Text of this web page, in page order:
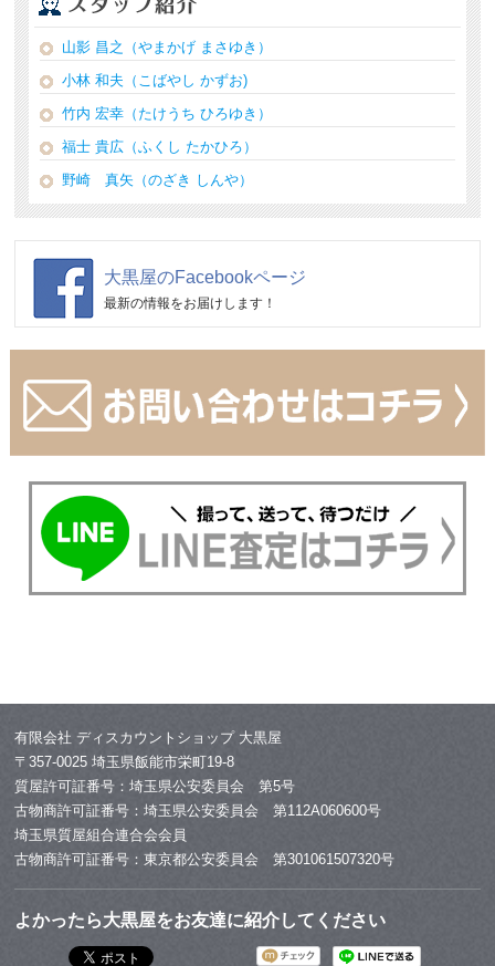
山影 昌之（やまかげ まさゆき）
小林 和夫（こばやし かずお)
竹内 宏幸（たけうち ひろゆき）
福士 貴広（ふくし たかひろ）
野崎 真矢（のざき しんや）
大黒屋のFacebookページ
最新の情報をお届けします！
有限会社 ディスカウントショップ 大黒屋
〒357-0025 埼玉県飯能市栄町19-8
質屋許可証番号：埼玉県公安委員会 第5号
古物商許可証番号：埼玉県公安委員会 第112A060600号
埼玉県質屋組合連合会会員
古物商許可証番号：東京都公安委員会 第301061507320号
よかったら大黒屋をお友達に紹介してください